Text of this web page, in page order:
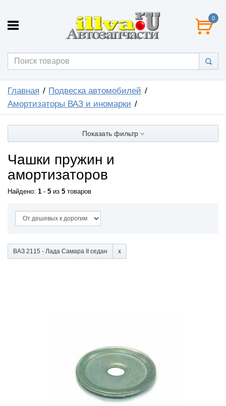
0
Главная
Подвеска автомобилей
Амортизаторы ВАЗ и иномарки
Показать фильтр
Чашки пружин и
амортизаторов
Найдено: 1 - 5 из 5 товаров
ВАЗ 2115 - Лада Самара II седан